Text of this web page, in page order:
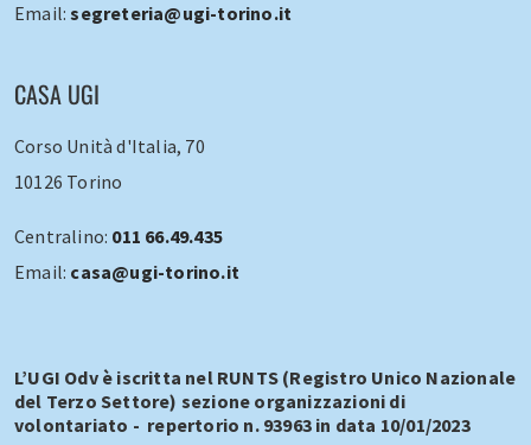
Email:segreteria@ugi-torino.it
CASA UGI
Corso Unità d'Italia, 70
10126 Torino
Centralino: 011 66.49.435
Email: casa@ugi-torino.it
L’UGI Odv è iscritta nel RUNTS (Registro Unico Nazionale
del Terzo Settore) sezione organizzazioni di
volontariato - repertorio n. 93963 in data 10/01/2023